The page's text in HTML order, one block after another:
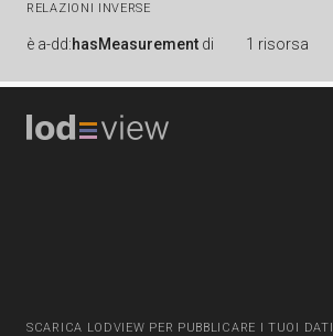
RELAZIONI INVERSE
è a-dd:hasMeasurement di 1 risorsa
SCARICA LODVIEW PER PUBBLICARE I TUOI DATI